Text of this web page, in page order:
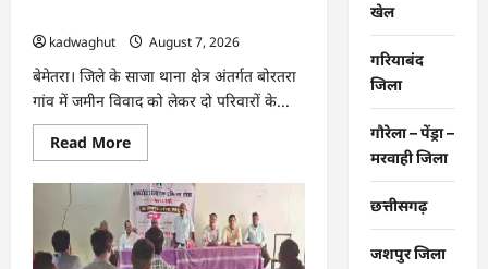
जीते…
kadwaghut
August 7, 2026
बेमेतरा। जिले के साजा थाना क्षेत्र अंतर्गत बोरतरा
गांव में जमीन विवाद को लेकर दो परिवारों के...
Read MoreRead
more
CG
:
बेमेतरा
के
इस
गांव
खेल
गरियाबंद
जिला
गौरेला – पेंड्रा –
मरवाही जिला
छत्तीसगढ़
जशपुर जिला